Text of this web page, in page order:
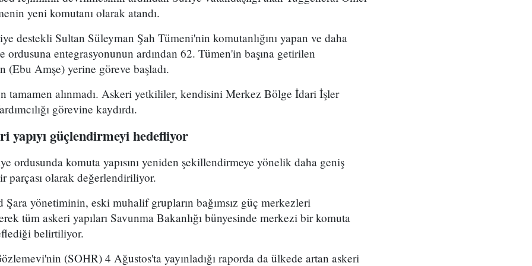
yeni komutanı olarak atandı.
destekli Sultan Süleyman Şah Tümeni'nin komutanlığını yapan ve daha
ordusuna entegrasyonunun ardından 62. Tümen'in başına getirilen
(Ebu Amşe) yerine göreve başladı.
tamamen alınmadı. Askeri yetkililer, kendisini Merkez Bölge İdari İşler
görevine kaydırdı.
yapıyı güçlendirmeyi hedefliyor
ordusunda komuta yapısını yeniden şekillendirmeye yönelik daha geniş
parçası olarak değerlendiriliyor.
Şara yönetiminin, eski muhalif grupların bağımsız güç merkezleri
tüm askeri yapıları Savunma Bakanlığı bünyesinde merkezi bir komuta
belirtiliyor.
(SOHR) 4 Ağustos'ta yayınladığı raporda da ülkede artan askeri